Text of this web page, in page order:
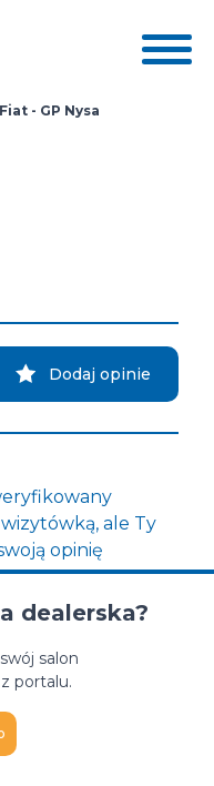
- GP Nysa
Dodaj opinie
ale Ty
opinię
dealerska?
salon
portalu.